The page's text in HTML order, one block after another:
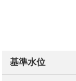
基準水位